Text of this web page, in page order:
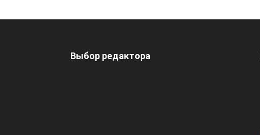
Выбор редактора